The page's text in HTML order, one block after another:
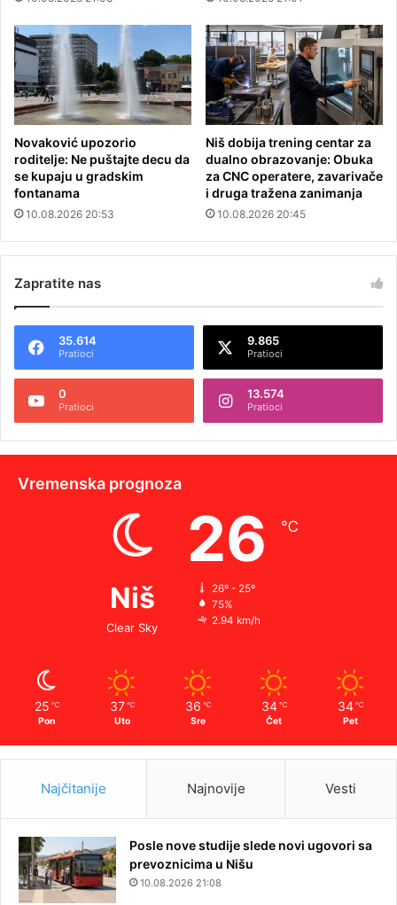
Novaković upozorio
roditelje: Ne puštajte decu da
se kupaju u gradskim
fontanama
10.08.2026 20:53
Niš dobija trening centar za
dualno obrazovanje: Obuka
za CNC operatere, zavarivače
i druga tražena zanimanja
10.08.2026 20:45
Zapratite nas
35.614
Pratioci
9.865
Pratioci
0
Pratioci
13.574
Pratioci
Vremenska prognoza
Niš
Clear Sky
26 ℃
26º - 25º
75%
2.94 km/h
25 ℃
Pon
37 ℃
Uto
36 ℃
Sre
34 ℃
Čet
34 ℃
Pet
Najčitanije Najnovije Vesti
Posle nove studije slede novi ugovori sa
prevoznicima u Nišu
10.08.2026 21:08